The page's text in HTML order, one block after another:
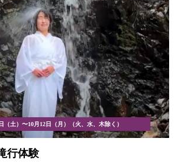
（土）〜10月12日（月）（火、水、木除く）
行体験